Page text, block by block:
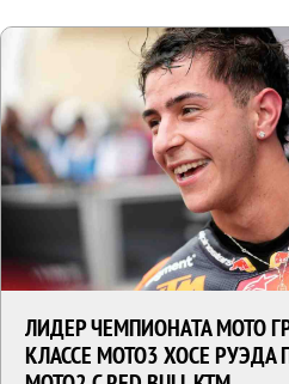
ЛИДЕР ЧЕМПИОНАТА МОТО
КЛАССЕ MOTO3 ХОСЕ